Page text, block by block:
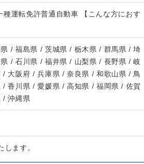
種運転免許普通自動車 【こんな方におす
/ 福島県 / 茨城県 / 栃木県 / 群馬県 / 埼
/ 石川県 / 福井県 / 山梨県 / 長野県 / 岐
大阪府 / 兵庫県 / 奈良県 / 和歌山県 / 鳥
香川県 / 愛媛県 / 高知県 / 福岡県 / 佐賀
/ 沖縄県
ます。